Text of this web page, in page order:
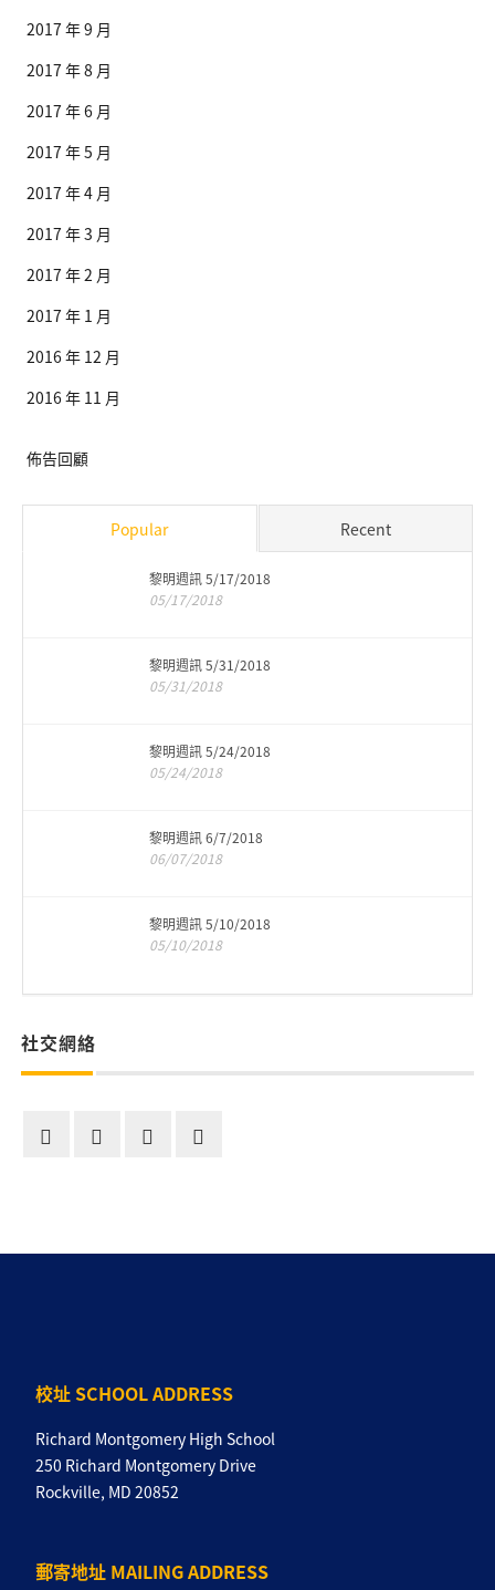
2017 年 9 月
2017 年 8 月
2017 年 6 月
2017 年 5 月
2017 年 4 月
2017 年 3 月
2017 年 2 月
2017 年 1 月
2016 年 12 月
2016 年 11 月
佈告回顧
Popular Recent
黎明週訊 5/17/2018
05/17/2018
黎明週訊 5/31/2018
05/31/2018
黎明週訊 5/24/2018
05/24/2018
黎明週訊 6/7/2018
06/07/2018
黎明週訊 5/10/2018
05/10/2018
社交網絡
校址 SCHOOL ADDRESS
Richard Montgomery High School
250 Richard Montgomery Drive
Rockville, MD 20852
郵寄地址 MAILING ADDRESS